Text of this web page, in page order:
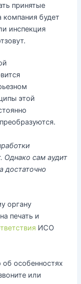
принятые
будет
инспекция
этой
Однако сам аудит
достаточно
органу
печать и
ИСО
особенностях
или